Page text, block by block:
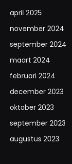
april 2025
november 2024
september 2024
maart 2024
februari 2024
december 2023
oktober 2023
september 2023
augustus 2023